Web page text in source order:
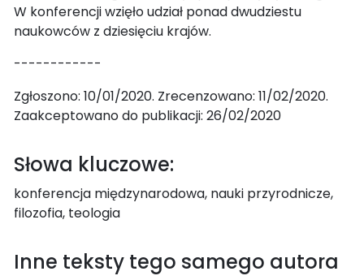
W konferencji wzięło udział ponad dwudziestu
naukowców z dziesięciu krajów.
------------
Zgłoszono: 10/01/2020. Zrecenzowano: 11/02/2020.
Zaakceptowano do publikacji: 26/02/2020
Słowa kluczowe:
konferencja międzynarodowa, nauki przyrodnicze,
filozofia, teologia
Inne teksty tego samego autora